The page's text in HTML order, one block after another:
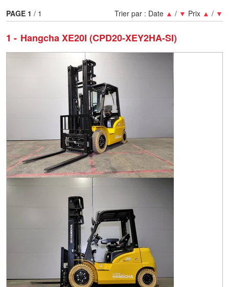
1 Hangcha XE20I (CPD20-XEY2HA-SI)
Trier par : Date ▲ / ▼ Prix ▲ / ▼
PAGE 1 / 1